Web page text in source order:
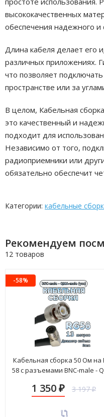
высококачественных
обеспечения надежного и
Длина кабеля делает его
различных приложениях.
что позволяет
пространстве или за
В целом, Кабельная
это качественный и
подходит для
Независимо от того,
радиоприемники или
обязательно обеспечит
Категории: кабельные
Рекомендуем
12 товаров
-58%
Кабельная сборка 50 Ом на
58 с разъемами BNC-male -
1 350 ₽ 3 197₽